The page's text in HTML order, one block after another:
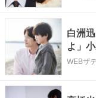
白洲
よ」
崩壊
WEBザ